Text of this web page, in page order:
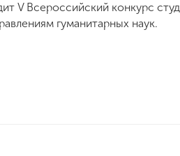
V Всероссийский конкурс
гуманитарных наук.